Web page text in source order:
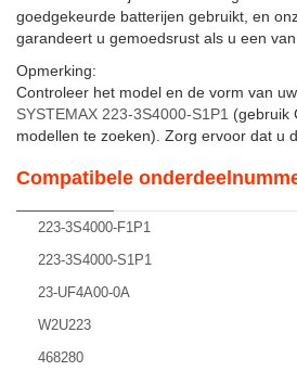
goedgekeurde batterijen gebruikt, en
garandeert u gemoedsrust als u een
Opmerking:
Controleer het model en de vorm van
SYSTEMAX 223-3S4000-S1P1 (gebruik
modellen te zoeken). Zorg ervoor dat u
Compatibele
223-3S4000-F1P1
223-3S4000-S1P1
23-UF4A00-0A
W2U223
468280